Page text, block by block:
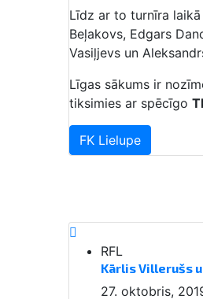
Līdz ar to turnīra
Beļakovs, Edgars
Vasiļjevs un
Līgas sākums ir
tiksimies ar spēcīgo
FK Lielupe
RFL
Kārlis Villerušs
27. oktobris,